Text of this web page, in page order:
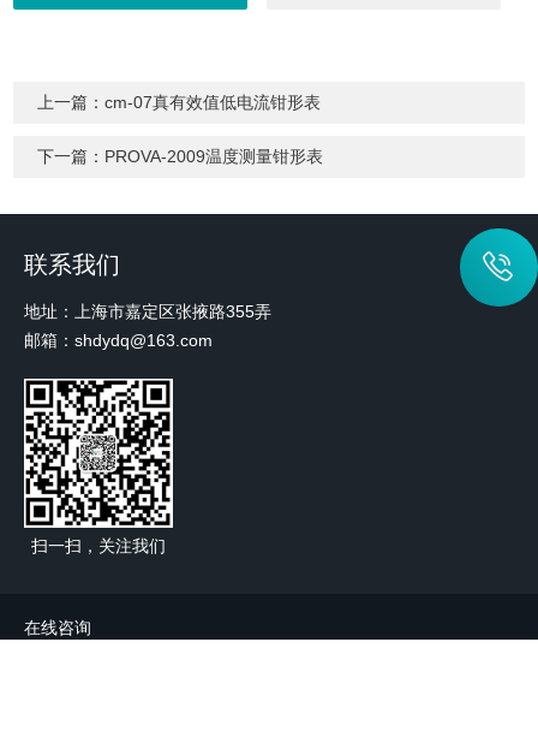
上一篇：cm-07真有效值低电流钳形表
下一篇： PROVA-2009温度测量钳形表
联系我们
地址：上海市嘉定区张掖路355弄
邮箱：shdydq@163.com
扫一扫，关注我们
在线咨询